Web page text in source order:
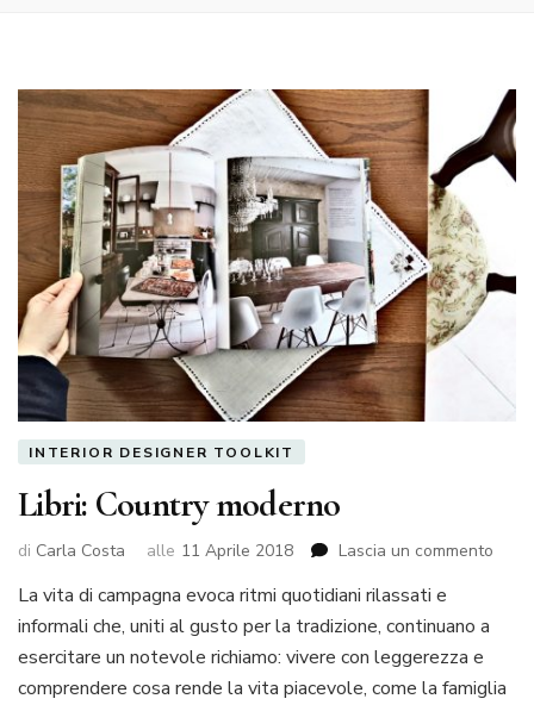
INTERIOR DESIGNER TOOLKIT
Libri: Country moderno
di Carla Costa alle 11 Aprile 2018 Lascia un commento
La vita di campagna evoca ritmi quotidiani rilassati e
informali che, uniti al gusto per la tradizione, continuano a
esercitare un notevole richiamo: vivere con leggerezza e
comprendere cosa rende la vita piacevole, come la famiglia